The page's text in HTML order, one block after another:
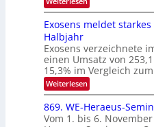
T
a
k
s
e
r
V
S
I
O
N
2
0
l
e
t
r
o
n
k
W
n
d
i
e
K
I
m
i
t
Exosens meldet
Halbjahr
Exosens verzeichnete
einen Umsatz von
15,3% im Vergleich
Weiterlesen:
E
x
o
s
869. WE-Heraeus-
Vom 1. bis 6.